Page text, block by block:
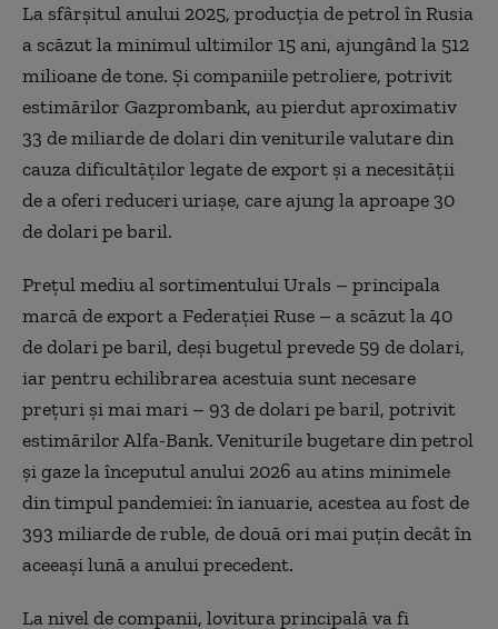
La sfârșitul anului 2025, producția de petrol în Rusia
a scăzut la minimul ultimilor 15 ani, ajungând la 512
milioane de tone. Și companiile petroliere, potrivit
estimărilor Gazprombank, au pierdut aproximativ
33 de miliarde de dolari din veniturile valutare din
cauza dificultăților legate de export și a necesității
de a oferi reduceri uriașe, care ajung la aproape 30
de dolari pe baril.
Prețul mediu al sortimentului Urals – principala
marcă de export a Federației Ruse – a scăzut la 40
de dolari pe baril, deși bugetul prevede 59 de dolari,
iar pentru echilibrarea acestuia sunt necesare
prețuri și mai mari – 93 de dolari pe baril, potrivit
estimărilor Alfa-Bank. Veniturile bugetare din petrol
și gaze la începutul anului 2026 au atins minimele
din timpul pandemiei: în ianuarie, acestea au fost de
393 miliarde de ruble, de două ori mai puțin decât în
aceeași lună a anului precedent.
La nivel de companii, lovitura principală va fi